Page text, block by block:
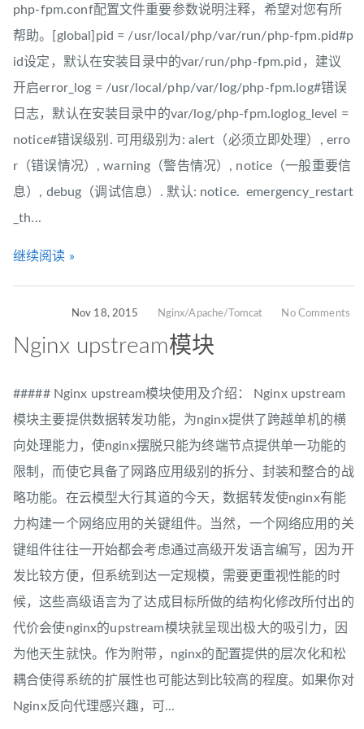
php-fpm.conf配置文件重要参数说明注释，希望对您有所
帮助。[global]pid = /usr/local/php/var/run/php-fpm.pid#p
id设定，默认在安装目录中的var/run/php-fpm.pid，建议
开启error_log = /usr/local/php/var/log/php-fpm.log#错误
日志，默认在安装目录中的var/log/php-fpm.loglog_level =
notice#错误级别. 可用级别为: alert（必须立即处理）, erro
r（错误情况）, warning（警告情况）, notice（一般重要信
息）, debug（调试信息）. 默认: notice. emergency_restart
_th...
继续阅读 »
Nov 18, 2015 Nginx/Apache/Tomcat No Comments
Nginx upstream模块
##### Nginx upstream模块使用及介绍： Nginx upstream
模块主要提供数据转发功能，为nginx提供了跨越单机的横
向处理能力，使nginx摆脱只能为终端节点提供单一功能的
限制，而使它具备了网路应用级别的拆分、封装和整合的战
略功能。在云模型大行其道的今天，数据转发使nginx有能
力构建一个网络应用的关键组件。当然，一个网络应用的关
键组件往往一开始都会考虑通过高级开发语言编写，因为开
发比较方便，但系统到达一定规模，需要更重视性能的时
候，这些高级语言为了达成目标所做的结构化修改所付出的
代价会使nginx的upstream模块就呈现出极大的吸引力，因
为他天生就快。作为附带，nginx的配置提供的层次化和松
耦合使得系统的扩展性也可能达到比较高的程度。如果你对
Nginx反向代理感兴趣，可...